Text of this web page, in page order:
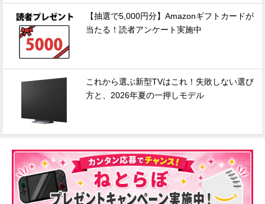
【抽選で5,000円分】Amazonギフトカードが
当たる！読者アンケート実施中
これから選ぶ新型TVはこれ！失敗しない選び
方と、2026年夏の一押しモデル